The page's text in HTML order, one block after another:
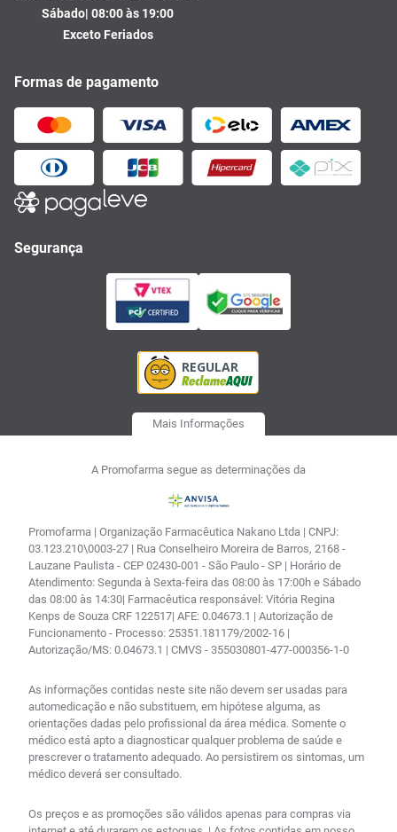
Sábado| 08:00 às 19:00
Exceto Feriados
Formas de pagamento
Segurança
Mais Informações
A Promofarma segue as determinações da
Promofarma | Organização Farmacêutica Nakano Ltda | CNPJ:
03.123.210\0003-27 | Rua Conselheiro Moreira de Barros, 2168 -
Lauzane Paulista - CEP 02430-001 - São Paulo - SP | Horário de
Atendimento: Segunda à Sexta-feira das 08:00 às 17:00h e Sábado
das 08:00 às 14:30| Farmacêutica responsável: Vitória Regina
Kenps de Souza CRF 122517| AFE: 0.04673.1 | Autorização de
Funcionamento - Processo: 25351.181179/2002-16 |
Autorização/MS: 0.04673.1 | CMVS - 355030801-477-000356-1-0
As informações contidas neste site não devem ser usadas para
automedicação e não substituem, em hipótese alguma, as
orientações dadas pelo profissional da área médica. Somente o
médico está apto a diagnosticar qualquer problema de saúde e
prescrever o tratamento adequado. Ao persistirem os sintomas, um
médico deverá ser consultado.
Os preços e as promoções são válidos apenas para compras via